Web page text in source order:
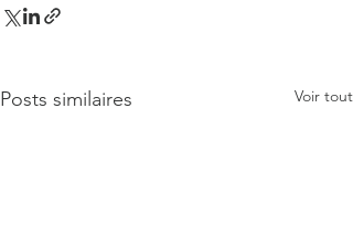
Posts similaires Voir tout